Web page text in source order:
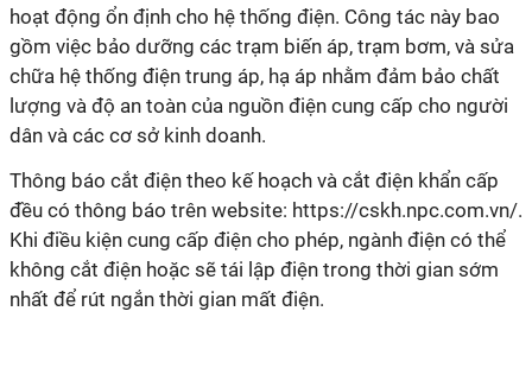
hoạt động ổn định cho hệ thống điện. Công tác này bao
gồm việc bảo dưỡng các trạm biến áp, trạm bơm, và sửa
chữa hệ thống điện trung áp, hạ áp nhằm đảm bảo chất
lượng và độ an toàn của nguồn điện cung cấp cho người
dân và các cơ sở kinh doanh.
Thông báo cắt điện theo kế hoạch và cắt điện khẩn cấp
đều có thông báo trên website: https://cskh.npc.com.vn/.
Khi điều kiện cung cấp điện cho phép, ngành điện có thể
không cắt điện hoặc sẽ tái lập điện trong thời gian sớm
nhất để rút ngắn thời gian mất điện.